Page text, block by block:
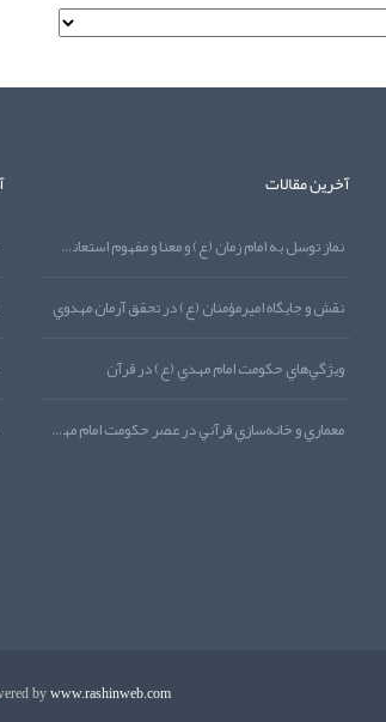
آخرین مقالات
نماز توسل به امام زمان (ع) و معنا و مفهوم استعانت از منظر قرآن کريم
نقش و جايگاه اميرمؤمنان (ع) در تحقق آرمان مهدوي
ويژگي‌هاي حکومت امام مهدي (ع) در قرآن
معماري و خانه‌سازي قرآني در عصر حکومت امام مهدي (ع)
by www.rashinweb.com